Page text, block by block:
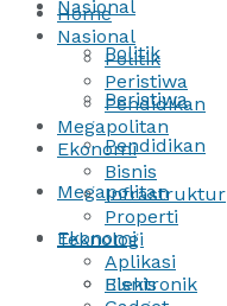
Nasional
Politik
Peristiwa
Pendidikan
Megapolitan
Ekonomi
Bisnis
Home
Nasional
Politik
Peristiwa
Pendidikan
Megapolitan
Ekonomi
Bisnis
Infrastruktur
Properti
Teknologi
Aplikasi
Elektronik